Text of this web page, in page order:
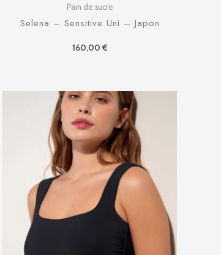
Pain de sucre
Selena – Sensitive Uni – Japon
160,00 €